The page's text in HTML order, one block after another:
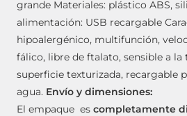
grande Materiales: plástico ABS,
alimentación: USB recargable
hipoalergénico, multifunción,
fálico, libre de ftalato, sensible a la
superficie texturizada, recargable
agua. Envío y dimensiones:
El empaque es completamente